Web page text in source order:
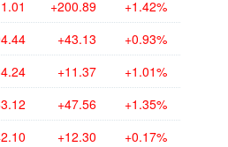
+200.89 +1.42%
+43.13 +0.93%
+11.37 +1.01%
+47.56 +1.35%
+12.30 +0.17%